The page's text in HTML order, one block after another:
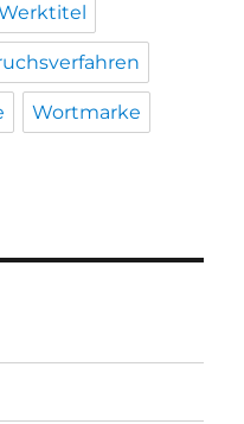
Wortmarke